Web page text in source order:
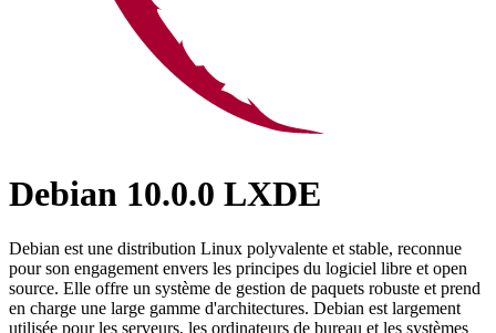
Debian 10.0.0 LXDE
Debian est une distribution Linux polyvalente et stable, reconnue
pour son engagement envers les principes du logiciel libre et open
source. Elle offre un système de gestion de paquets robuste et prend
en charge une large gamme d'architectures. Debian est largement
utilisée pour les serveurs, les ordinateurs de bureau et les systèmes